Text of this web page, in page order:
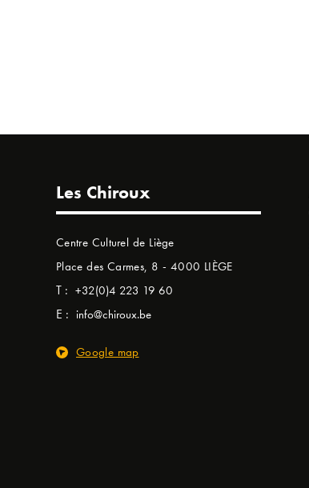
Les Chiroux
Centre Culturel de Liège
Place des Carmes, 8 - 4000 LIÈGE
T : +32(0)4 223 19 60
E : info@chiroux.be
Google map